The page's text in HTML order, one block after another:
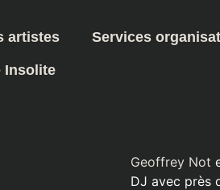
artistes Services
Insolite
Geoffrey Not
DJ avec près